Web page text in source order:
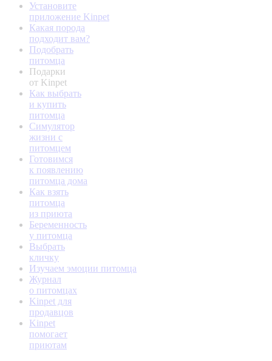
Установите
приложение Kinpet
Какая порода
подходит вам?
Подобрать
питомца
Подарки
от Kinpet
Как выбрать
и купить
питомца
Симулятор
жизни с
питомцем
Готовимся
к появлению
питомца дома
Как взять
питомца
из приюта
Беременность
у питомца
Выбрать
кличку
Изучаем эмоции питомца
Журнал
о питомцах
Kinpet для
продавцов
Kinpet
помогает
приютам